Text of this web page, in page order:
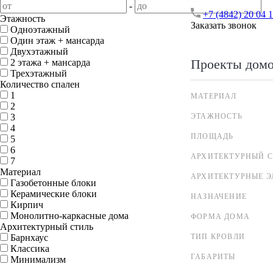
+7 (4842) 20 04
Заказать звонок
Проекты
МАТЕРИАЛ
ЭТАЖНОСТЬ
ПЛОЩАДЬ
АРХИТЕКТУРНЫЙ
АРХИТЕКТУРНЫЕ
НАЗНАЧЕНИЕ
ФОРМА ДОМА
ТИП КРОВЛИ
ГАБАРИТЫ
-
Этажность
Одноэтажный
Один этаж + мансарда
Двухэтажный
2 этажа + мансарда
Трехэтажный
Количество спален
1
2
3
4
5
6
7
Материал
Газобетонные блоки
Керамические блоки
Кирпич
Монолитно-каркасные дома
Архитектурный стиль
Барнхаус
Классика
Минимализм